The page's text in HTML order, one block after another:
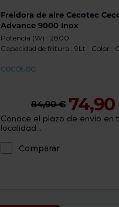
Freidora de aire Cecotec
Advance 9000 Inox
Potencia (W) : 2800
Capacidad de fritura : 9Lt
Color :
84,90 €
Conoce el plazo de envío en
localidad...
Comparar